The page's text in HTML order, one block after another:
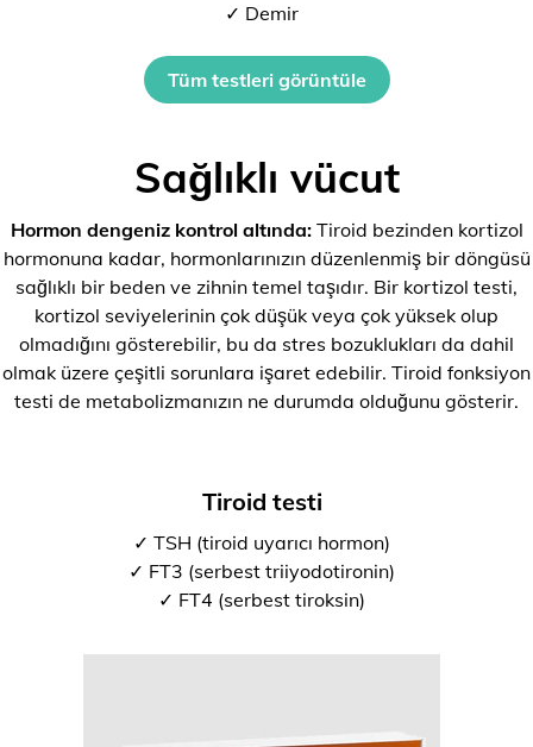
✓ Demir
Tüm testleri görüntüle
Sağlıklı vücut
Hormon dengeniz kontrol altında:Tiroid bezinden kortizol
hormonuna kadar, hormonlarınızın düzenlenmiş bir döngüsü
sağlıklı bir beden ve zihnin temel taşıdır. Bir kortizol testi,
kortizol seviyelerinin çok düşük veya çok yüksek olup
olmadığını gösterebilir, bu da stres bozuklukları da dahil
olmak üzere çeşitli sorunlara işaret edebilir. Tiroid fonksiyon
testi de metabolizmanızın ne durumda olduğunu gösterir.
Tiroid testi
✓ TSH (tiroid uyarıcı hormon)
✓ FT3 (serbest triiyodotironin)
✓ FT4 (serbest tiroksin)